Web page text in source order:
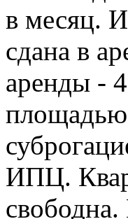
в месяц.
сдана в
аренды -
площадью
ИПЦ.